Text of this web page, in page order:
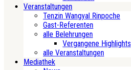
Veranstaltungen
Tenzin Wangyal Rinpoche
Gast-Referenten
alle Belehrungen
Vergangene Highlights
alle Veranstaltungen
Mediathek